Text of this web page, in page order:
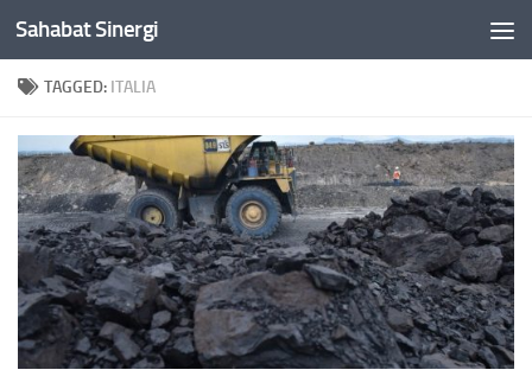
Skip to content
Sahabat Sinergi
TAGGED: ITALIA